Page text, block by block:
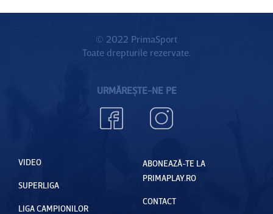
© 2022 PrimaSport
Toate drepturile rezervate.
URMĂREȘTE-NE PE
VIDEO
SUPERLIGA
LIGA CAMPIONILOR
ABONEAZĂ-TE LA
PRIMAPLAY.RO
CONTACT